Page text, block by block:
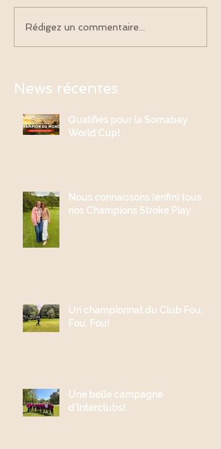
Rédigez un commentaire...
News récentes
Qualifiés pour la Somabay
World Cup!
Nous connaissons (enfin) tous
nos Champions Stroke Play
Un championnat du Club Fou,
Fou, Fou!
Une belle campagne
d'Interclubs!